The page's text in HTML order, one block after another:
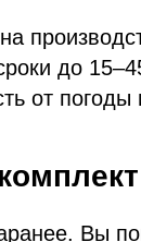
до
от погоды
Вы